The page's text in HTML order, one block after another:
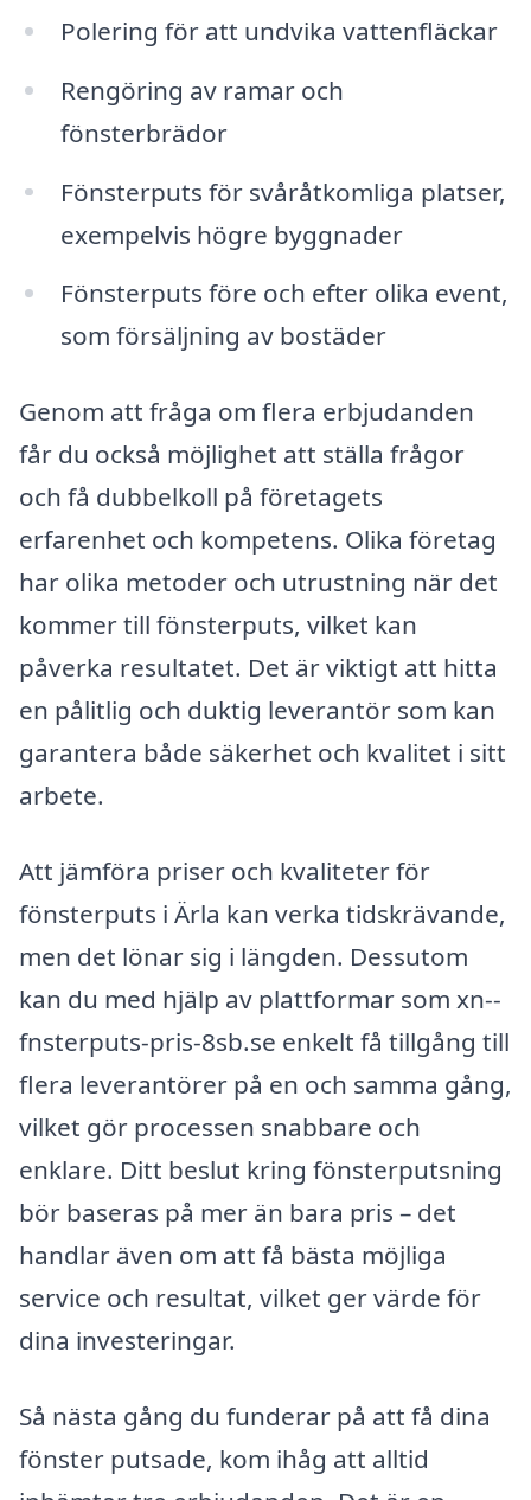
Polering för att undvika vattenfläckar
Rengöring av ramar och
fönsterbrädor
Fönsterputs för svåråtkomliga platser,
exempelvis högre byggnader
Fönsterputs före och efter olika event,
som försäljning av bostäder
Genom att fråga om flera erbjudanden
får du också möjlighet att ställa frågor
och få dubbelkoll på företagets
erfarenhet och kompetens. Olika företag
har olika metoder och utrustning när det
kommer till fönsterputs, vilket kan
påverka resultatet. Det är viktigt att hitta
en pålitlig och duktig leverantör som kan
garantera både säkerhet och kvalitet i sitt
arbete.
Att jämföra priser och kvaliteter för
fönsterputs i Ärla kan verka tidskrävande,
men det lönar sig i längden. Dessutom
kan du med hjälp av plattformar som xn--
fnsterputs-pris-8sb.se enkelt få tillgång till
flera leverantörer på en och samma gång,
vilket gör processen snabbare och
enklare. Ditt beslut kring fönsterputsning
bör baseras på mer än bara pris – det
handlar även om att få bästa möjliga
service och resultat, vilket ger värde för
dina investeringar.
Så nästa gång du funderar på att få dina
fönster putsade, kom ihåg att alltid